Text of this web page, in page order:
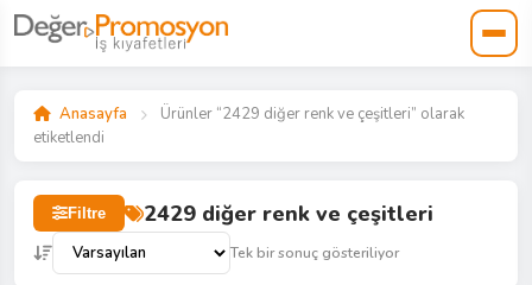
Anasayfa
Ürünler “2429 diğer renk ve çeşitleri” olarak
etiketlendi
Filtre 2429 diğer renk ve çeşitleri
Tek bir sonuç gösteriliyor